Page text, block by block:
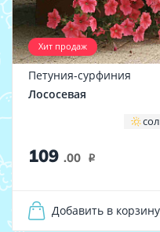
Хит продаж
Петуния-сурфиния
Лососевая
109 .00 i
Добавить в корзину